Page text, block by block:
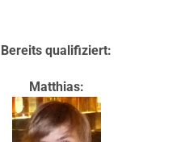
Bereits qualifiziert:
Matthias: